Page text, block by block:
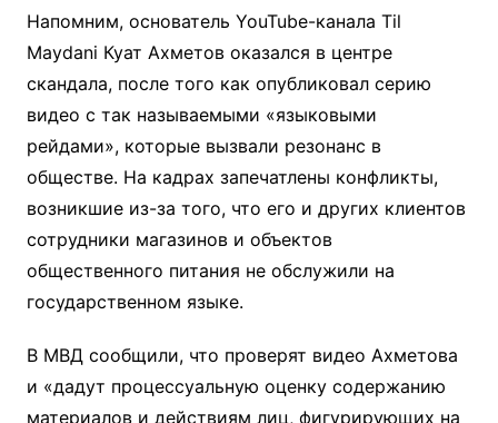
Напомним, основатель YouTube-канала Til
Maydani Куат Ахметов оказался в центре
скандала, после того как опубликовал серию
видео с так называемыми «языковыми
рейдами», которые вызвали резонанс в
обществе. На кадрах запечатлены конфликты,
возникшие из-за того, что его и других клиентов
сотрудники магазинов и объектов
общественного питания не обслужили на
государственном языке.
В МВД сообщили, что проверят видео Ахметова
и «дадут процессуальную оценку содержанию
материалов и действиям лиц, фигурирующих на